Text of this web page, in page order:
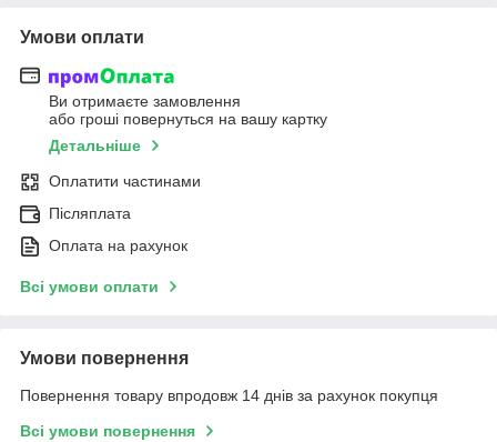
Умови оплати
Ви отримаєте замовлення
або гроші повернуться на вашу картку
Детальніше
Оплатити частинами
Післяплата
Оплата на рахунок
Всі умови оплати
Умови повернення
Повернення товару впродовж 14 днів за рахунок покупця
Всі умови повернення